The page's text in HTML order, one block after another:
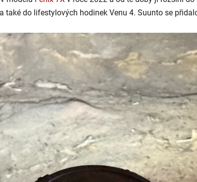
také do lifestylových hodinek Venu 4. Suunto se